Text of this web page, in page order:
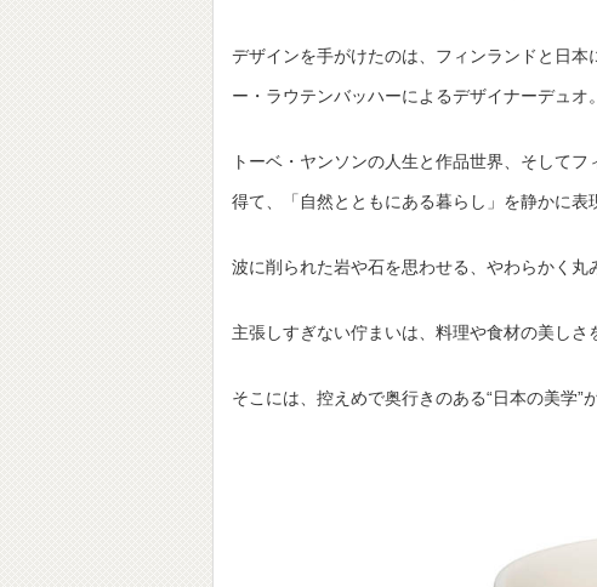
デザインを手がけたのは、フィンランドと日
ー・ラウテンバッハーによるデザイナーデュオ。
トーベ・ヤンソンの人生と作品世界、そして
得て、「自然とともにある暮らし」を静かに表
波に削られた岩や石を思わせる、やわらかく丸
主張しすぎない佇まいは、料理や食材の美しさ
そこには、控えめで奥行きのある“日本の美学”